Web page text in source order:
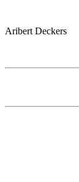
Aribert Deckers